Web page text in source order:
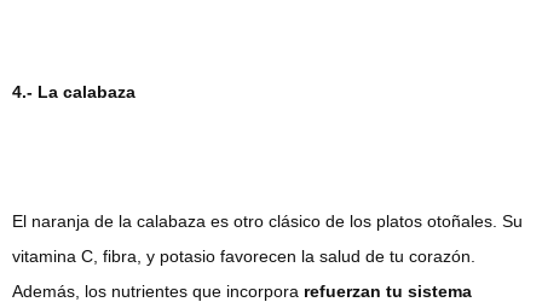
4.- La calabaza
El naranja de la calabaza es otro clásico de los platos otoñales. Su
vitamina C, fibra, y potasio favorecen la salud de tu corazón.
Además, los nutrientes que incorpora refuerzan tu sistema